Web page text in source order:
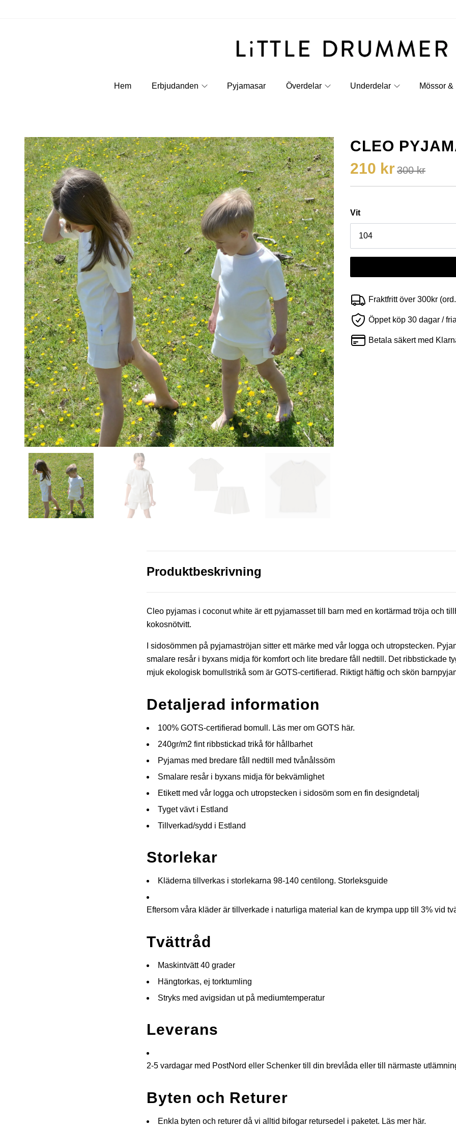
Hem Erbjudanden Pyjamasar Överdelar Underdelar Mössor
CLEO
210 kr300 kr
Vit
Fraktfritt över 300kr
Öppet köp 30 dagar /
Betala säkert med
Produktbeskrivning
Cleo pyjamas i coconut white är ett pyjamasset till barn med en kortärmad tröja och
kokosnötvitt.
I sidosömmen på pyjamaströjan sitter ett märke med vår logga och utropstecken.
smalare resår i byxans midja för komfort och lite bredare fåll nedtill. Det ribbstickade
mjuk ekologisk bomullstrikå som är GOTS-certifierad. Riktigt häftig och skön
Detaljerad information
100% GOTS-certifierad bomull. Läs mer om GOTS här.
240gr/m2 fint ribbstickad trikå för hållbarhet
Pyjamas med bredare fåll nedtill med tvånålssöm
Smalare resår i byxans midja för bekvämlighet
Etikett med vår logga och utropstecken i sidosöm som en fin designdetalj
Tyget vävt i Estland
Tillverkad/sydd i Estland
Storlekar
Kläderna tillverkas i storlekarna 98-140 centilong. Storleksguide
Eftersom våra kläder är tillverkade i naturliga material kan de krympa upp till 3% vid
Tvättråd
Maskintvätt 40 grader
Hängtorkas, ej torktumling
Stryks med avigsidan ut på mediumtemperatur
Leverans
2-5 vardagar med PostNord eller Schenker till din brevlåda eller till närmaste
Byten och Returer
Enkla byten och returer då vi alltid bifogar retursedel i paketet. Läs mer här.